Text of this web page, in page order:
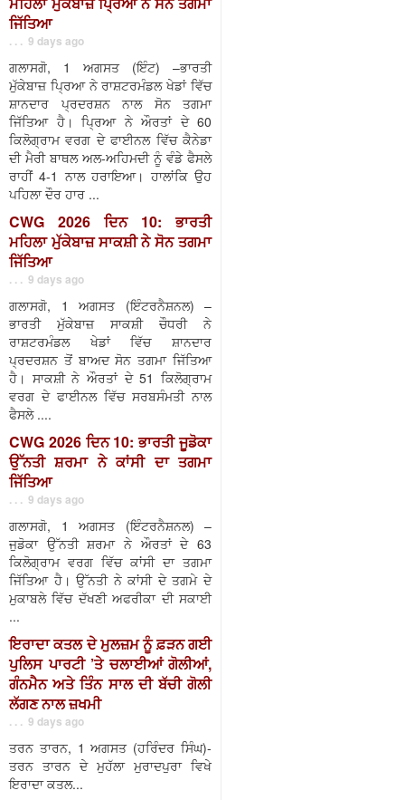
ਜਿੱਤਿਆ
. . . 9 days ago
ਗਲਾਸਗੋ, 1 ਅਗਸਤ (ਇੰਟ) –ਭਾਰਤੀ
ਮੁੱਕੇਬਾਜ਼ ਪ੍ਰਿਆ ਨੇ ਰਾਸ਼ਟਰਮੰਡਲ ਖੇਡਾਂ ਵਿੱਚ
ਸ਼ਾਨਦਾਰ ਪ੍ਰਦਰਸ਼ਨ ਨਾਲ ਸੋਨ ਤਗਮਾ
ਜਿੱਤਿਆ ਹੈ। ਪ੍ਰਿਆ ਨੇ ਔਰਤਾਂ ਦੇ 60
ਕਿਲੋਗ੍ਰਾਮ ਵਰਗ ਦੇ ਫਾਈਨਲ ਵਿੱਚ ਕੈਨੇਡਾ
ਦੀ ਮੈਰੀ ਬਾਥਲ ਅਲ-ਅਹਿਮਦੀ ਨੂੰ ਵੰਡੇ ਫੈਸਲੇ
ਰਾਹੀਂ 4-1 ਨਾਲ ਹਰਾਇਆ। ਹਾਲਾਂਕਿ ਉਹ
ਪਹਿਲਾ ਦੌਰ ਹਾਰ ...
CWG 2026 ਦਿਨ 10: ਭਾਰਤੀ
ਮਹਿਲਾ ਮੁੱਕੇਬਾਜ਼ ਸਾਕਸ਼ੀ ਨੇ ਸੋਨ ਤਗਮਾ
ਜਿੱਤਿਆ
. . . 9 days ago
ਗਲਾਸਗੋ, 1 ਅਗਸਤ (ਇੰਟਰਨੈਸ਼ਨਲ) –
ਭਾਰਤੀ ਮੁੱਕੇਬਾਜ਼ ਸਾਕਸ਼ੀ ਚੌਧਰੀ ਨੇ
ਰਾਸ਼ਟਰਮੰਡਲ ਖੇਡਾਂ ਵਿੱਚ ਸ਼ਾਨਦਾਰ
ਪ੍ਰਦਰਸ਼ਨ ਤੋਂ ਬਾਅਦ ਸੋਨ ਤਗਮਾ ਜਿੱਤਿਆ
ਹੈ। ਸਾਕਸ਼ੀ ਨੇ ਔਰਤਾਂ ਦੇ 51 ਕਿਲੋਗ੍ਰਾਮ
ਵਰਗ ਦੇ ਫਾਈਨਲ ਵਿੱਚ ਸਰਬਸੰਮਤੀ ਨਾਲ
ਫੈਸਲੇ ....
CWG 2026 ਦਿਨ 10: ਭਾਰਤੀ ਜੂਡੋਕਾ
ਉੱਨਤੀ ਸ਼ਰਮਾ ਨੇ ਕਾਂਸੀ ਦਾ ਤਗਮਾ
ਜਿੱਤਿਆ
. . . 9 days ago
ਗਲਾਸਗੋ, 1 ਅਗਸਤ (ਇੰਟਰਨੈਸ਼ਨਲ) –
ਜੁਡੋਕਾ ਉੱਨਤੀ ਸ਼ਰਮਾ ਨੇ ਔਰਤਾਂ ਦੇ 63
ਕਿਲੋਗ੍ਰਾਮ ਵਰਗ ਵਿੱਚ ਕਾਂਸੀ ਦਾ ਤਗਮਾ
ਜਿੱਤਿਆ ਹੈ। ਉੱਨਤੀ ਨੇ ਕਾਂਸੀ ਦੇ ਤਗਮੇ ਦੇ
ਮੁਕਾਬਲੇ ਵਿੱਚ ਦੱਖਣੀ ਅਫਰੀਕਾ ਦੀ ਸਕਾਈ
...
ਇਰਾਦਾ ਕਤਲ ਦੇ ਮੁਲਜ਼ਮ ਨੂੰ ਫ਼ੜਨ ਗਈ
ਪੁਲਿਸ ਪਾਰਟੀ ’ਤੇ ਚਲਾਈਆਂ ਗੋਲੀਆਂ,
ਗੰਨਮੈਨ ਅਤੇ ਤਿੰਨ ਸਾਲ ਦੀ ਬੱਚੀ ਗੋਲੀ
ਲੱਗਣ ਨਾਲ ਜ਼ਖਮੀ
. . . 9 days ago
ਤਰਨ ਤਾਰਨ, 1 ਅਗਸਤ (ਹਰਿੰਦਰ ਸਿੰਘ)-
ਤਰਨ ਤਾਰਨ ਦੇ ਮੁਹੱਲਾ ਮੁਰਾਦਪੁਰਾ ਵਿਖੇ
ਇਰਾਦਾ ਕਤਲ...